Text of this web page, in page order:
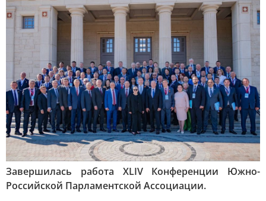
Завершилась работа XLIV Конференции Южно-
Российской Парламентской Ассоциации.